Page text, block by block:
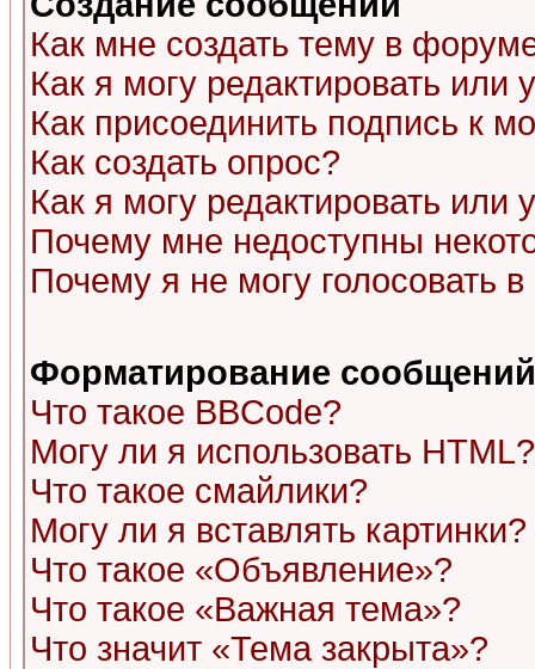
Как мне создать тему в
Как я могу редактировать или
Как присоединить подпись к
Как создать опрос?
Как я могу редактировать или
Почему мне недоступны
Почему я не могу голосовать
Форматирование
Что такое BBCode?
Могу ли я использовать HTML?
Что такое смайлики?
Могу ли я вставлять картинки?
Что такое «Объявление»?
Что такое «Важная тема»?
Что значит «Тема закрыта»?